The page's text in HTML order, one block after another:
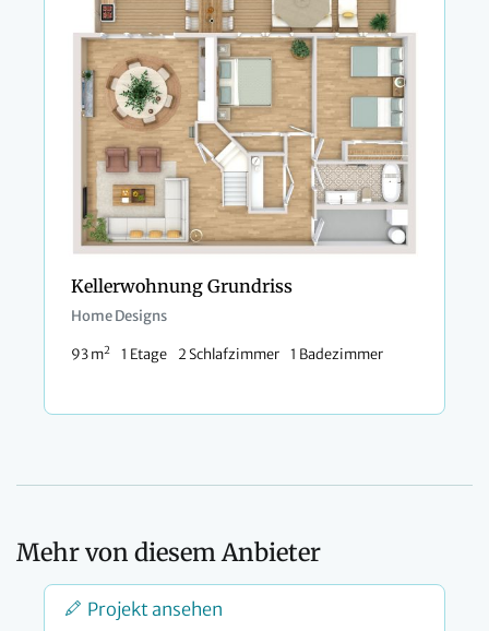
Kellerwohnung Grundriss
Home Designs
93 m2 1 Etage 2 Schlafzimmer 1 Badezimmer
Mehr von diesem Anbieter
Projekt ansehen